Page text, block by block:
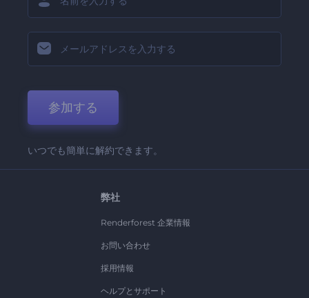
参加する
いつでも簡単に解約できます。
弊社
Renderforest 企業情報
お問い合わせ
採用情報
ヘルプとサポート